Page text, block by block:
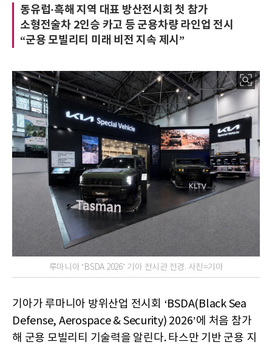
동유럽·흑해 지역 대표 방산전시회 첫 참가
소형전술차 2인승 카고 등 군용차량 라인업 전시
“군용 모빌리티 미래 비전 지속 제시”
루마니아 ‘BSDA 2026’ 기아 전시관 전경. 사진=기아
기아가 루마니아 방위산업 전시회 ‘BSDA(Black Sea
Defense, Aerospace & Security) 2026’에 처음 참가
해 군용 모빌리티 기술력을 알린다. 타스만 기반 군용 지